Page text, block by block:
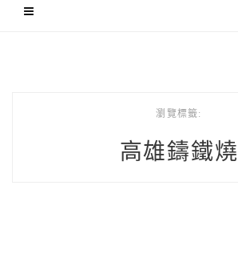
瀏覽標籤:
高雄鑄鐵燒